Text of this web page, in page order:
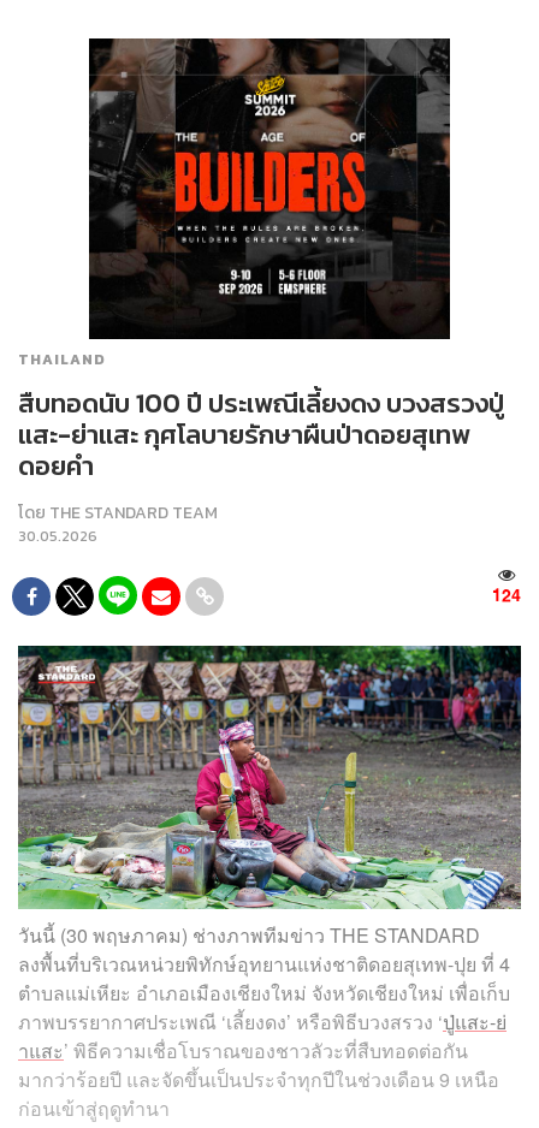
THAILAND
สืบทอดนับ 100 ปี ประเพณีเลี้ยงดง บวงสรวงปู่
แสะ-ย่าแสะ กุศโลบายรักษาผืนป่าดอยสุเทพ
ดอยคำ
โดย THE STANDARD TEAM
30.05.2026
124
วันนี้ (30 พฤษภาคม) ช่างภาพทีมข่าว THE STANDARD
ลงพื้นที่บริเวณหน่วยพิทักษ์อุทยานแห่งชาติดอยสุเทพ-ปุย ที่ 4
ตำบลแม่เหียะ อำเภอเมืองเชียงใหม่ จังหวัดเชียงใหม่ เพื่อเก็บ
ภาพบรรยากาศประเพณี ‘เลี้ยงดง’ หรือพิธีบวงสรวง ‘ปู่แสะ-ย่
าแสะ’ พิธีความเชื่อโบราณของชาวลัวะที่สืบทอดต่อกัน
มากว่าร้อยปี และจัดขึ้นเป็นประจำทุกปีในช่วงเดือน 9 เหนือ
ก่อนเข้าสู่ฤดูทำนา